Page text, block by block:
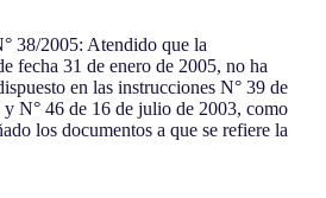
38/2005: Atendido que la
fecha 31 de enero de 2005, no ha
en las instrucciones N° 39 de
N° 46 de 16 de julio de 2003, como
los documentos a que se refiere la